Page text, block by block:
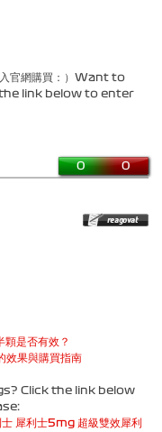
入官網購買：）Want to
link below to enter
0 0
是否有效？
果與購買指南
Click the link below
士 犀利士5mg 超級雙效犀利